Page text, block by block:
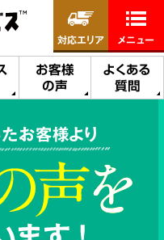
お客様
の声
よくある
質問
対応エリア メニュー
お客様より